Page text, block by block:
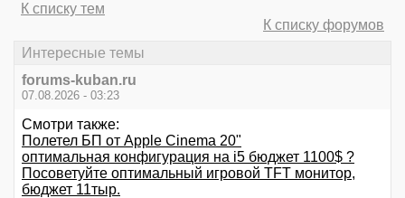
К списку тем
К списку форумов
Интересные темы
forums-kuban.ru
07.08.2026 - 03:23
Смотри также:
Полетел БП от Apple Cinema 20"
оптимальная конфигурация на i5 бюджет 1100$ ?
Посоветуйте оптимальный игровой TFT монитор,
бюджет 11тыр.